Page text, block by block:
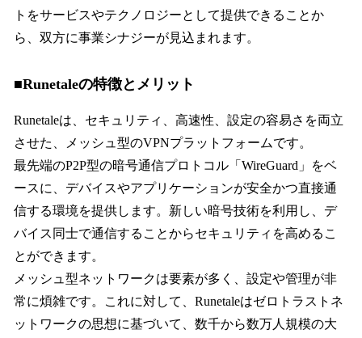
トをサービスやテクノロジーとして提供できることか
ら、双方に事業シナジーが見込まれます。
■Runetaleの特徴とメリット
Runetaleは、セキュリティ、高速性、設定の容易さを両立
させた、メッシュ型のVPNプラットフォームです。
最先端のP2P型の暗号通信プロトコル「WireGuard」をベ
ースに、デバイスやアプリケーションが安全かつ直接通
信する環境を提供します。新しい暗号技術を利用し、デ
バイス同士で通信することからセキュリティを高めるこ
とができます。
メッシュ型ネットワークは要素が多く、設定や管理が非
常に煩雑です。これに対して、Runetaleはゼロトラストネ
ットワークの思想に基づいて、数千から数万人規模の大